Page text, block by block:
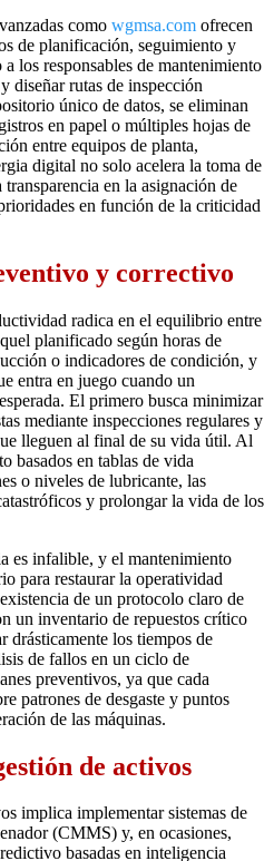
como wgmsa.com ofrecen
de planificación, seguimiento y
los responsables de mantenimiento
diseñar rutas de inspección
único de datos, se eliminan
en papel o múltiples hojas de
entre equipos de planta,
digital no solo acelera la toma de
en la asignación de
en función de la criticidad
y correctivo
radica en el equilibrio entre
planificado según horas de
o indicadores de condición, y
entra en juego cuando un
El primero busca minimizar
mediante inspecciones regulares y
lleguen al final de su vida útil. Al
basados en tablas de vida
o niveles de lubricante, las
y prolongar la vida de los
es infalible, y el mantenimiento
para restaurar la operatividad
de un protocolo claro de
un inventario de repuestos crítico
drásticamente los tiempos de
de fallos en un ciclo de
preventivos, ya que cada
patrones de desgaste y puntos
de las máquinas.
de activos
implica implementar sistemas de
(CMMS) y, en ocasiones,
basadas en inteligencia